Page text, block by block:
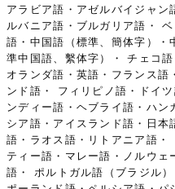
アラビア語・アゼルバイジャン
ルバニア語・ブルガリア語・
語・中国語（標準、簡体字）・
準中国語、繫体字）・ チェコ
オランダ語・英語・フランス語
ンド語・ フィリピノ語・ドイ
ンディー語・ヘブライ語・ハ
シア語・アイスランド語・日本
語・ラオス語・リトアニア語・
ティー語・マレー語・ノルウェ
語・ ポルトガル語（ブラジル